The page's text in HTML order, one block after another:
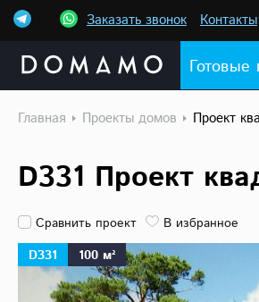
Заказать звонок Контакты
Готовые
Главная Проекты домов Проект
D331 Проект
Сравнить проект В избранное
D331
100 м²